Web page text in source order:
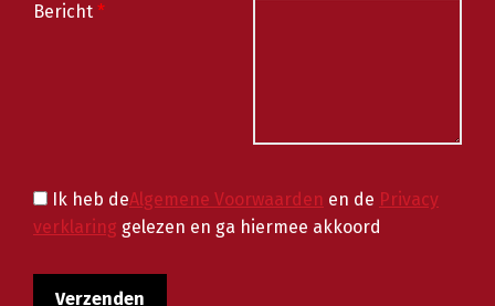
Bericht *
Ik heb deAlgemene Voorwaarden en de Privacy
verklaring gelezen en ga hiermee akkoord